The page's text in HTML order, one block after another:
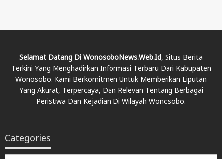
Selamat Datang Di WonosoboNews.web.id, Situs Berita
Terkini Yang Menghadirkan Informasi Terbaru Dari Kabupaten
Wonosobo. Kami Berkomitmen Untuk Memberikan Liputan
Yang Akurat, Terpercaya, Dan Relevan Tentang Berbagai
Peristiwa Dan Kejadian Di Wilayah Wonosobo.
Categories